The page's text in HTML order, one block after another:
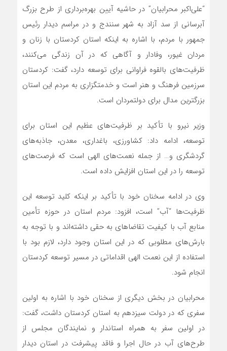
“علی‌اکبر محرابیان” در حاشیه آیین بهره‌برداری از طرح بزرگ
آبرسانی از سد آزاد به شهر سنندج و در مراسم دیدار رئیس
جمهور با مردم، با اشاره به اینکه استان کردستان با زنان و
مردان غیور، وفادار و آگاهی که در آن زندگی می‌کنند،
ظرفیت‌های بالقوه فراوانی برای توسعه دارد، گفت: کردستان
سرزمین فرهنگ و هنر است و خدمتگزاری به مردم این استان
بزرگترین مدال برای دولتمردان است.
وزیر نیرو با تأکید بر ظرفیت‌های عظیم این استان برای
توسعه، ادامه داد: کشاورزی، باغداری، معدن، جاذبه‌های
گردشگری و… از جمله نعمت‌های الهی است که فرصت‌های
توسعه را در این استان افزایش داده است.
وی در ادامه سخنان خود با تأکید بر اینکه کلید توسعه این
ظرفیت‌ها “آب” است، افزود: مردم استان در حوزه تأمین
منابع آب با کیفیت تقاضا‌های به حقی داشته‌اند و با توجه به
بارش‌های مطلوبی که در این استان وجود دارد، لازم بود با
استفاده از این نعمت الهی اقداماتی در مسیر توسعه کردستان
انجام شود.
محرابیان در بخش دیگری از سخنان خود با اشاره به اولین
سفری که در دولت سیزدهم به استان کردستان داشت، گفت:
در اولین سفر به همراه استاندار و نمایندگان مجلس از
طرح‌های آب در حال اجرا و فاقد پیشرفت در استان دیدار